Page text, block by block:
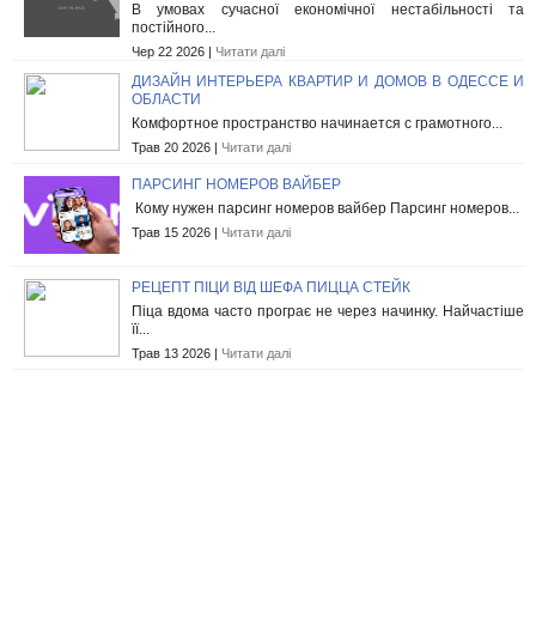
В умовах сучасної економічної нестабільності та
постійного...
Чер 22 2026 | Читати далі
ДИЗАЙН ИНТЕРЬЕРА КВАРТИР И ДОМОВ В ОДЕССЕ И
ОБЛАСТИ
Комфортное пространство начинается с грамотного...
Трав 20 2026 | Читати далі
ПАРСИНГ НОМЕРОВ ВАЙБЕР
Кому нужен парсинг номеров вайбер Парсинг номеров...
Трав 15 2026 | Читати далі
РЕЦЕПТ ПІЦИ ВІД ШЕФА ПИЦЦА СТЕЙК
Піца вдома часто програє не через начинку. Найчастіше
її...
Трав 13 2026 | Читати далі